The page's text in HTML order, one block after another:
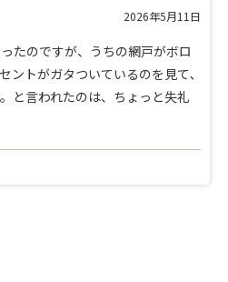
2026年5月11日
たのですが、うちの網戸がボロ
ントがガタついているのを見て､
と言われたのは、ちょっと失礼